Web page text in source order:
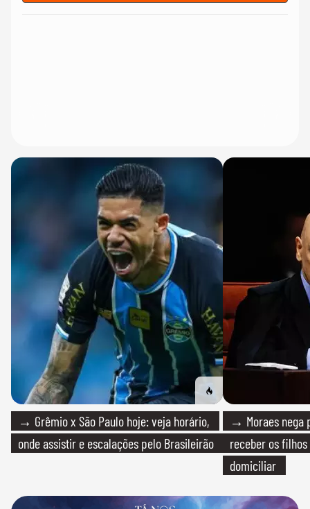
→ Grêmio x São Paulo hoje: veja horário,
onde assistir e escalações pelo Brasileirão
→ Moraes nega
receber os filhos
domiciliar